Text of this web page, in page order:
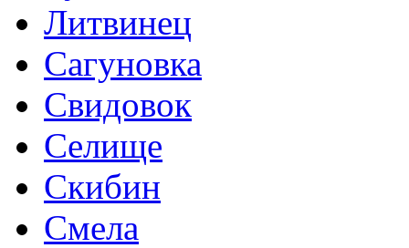
Литвинец
Сагуновка
Свидовок
Селище
Скибин
Смела